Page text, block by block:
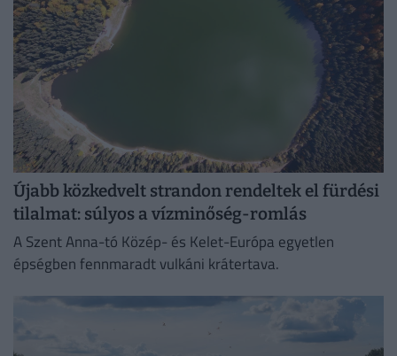
Újabb közkedvelt strandon rendeltek el fürdési
tilalmat: súlyos a vízminőség-romlás
A Szent Anna-tó Közép- és Kelet-Európa egyetlen
épségben fennmaradt vulkáni krátertava.